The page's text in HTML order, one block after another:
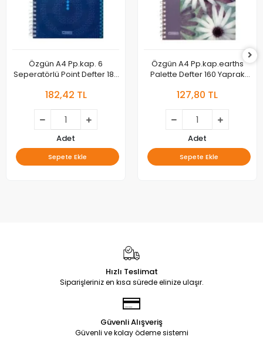
Özgün A4 Pp.kap. 6
Seperatörlü Point Defter 180
Kodu:4848
182,42 TL
Adet
Sepete Ekle
Özgün A4 Pp.kap.earths
Palette Defter 160 Yaprak
127,80 TL
Adet
Sepete Ekle
Hızlı Teslimat
Siparişleriniz en kısa sürede elinize ulaşır.
Güvenli Alışveriş
Güvenli ve kolay ödeme sistemi